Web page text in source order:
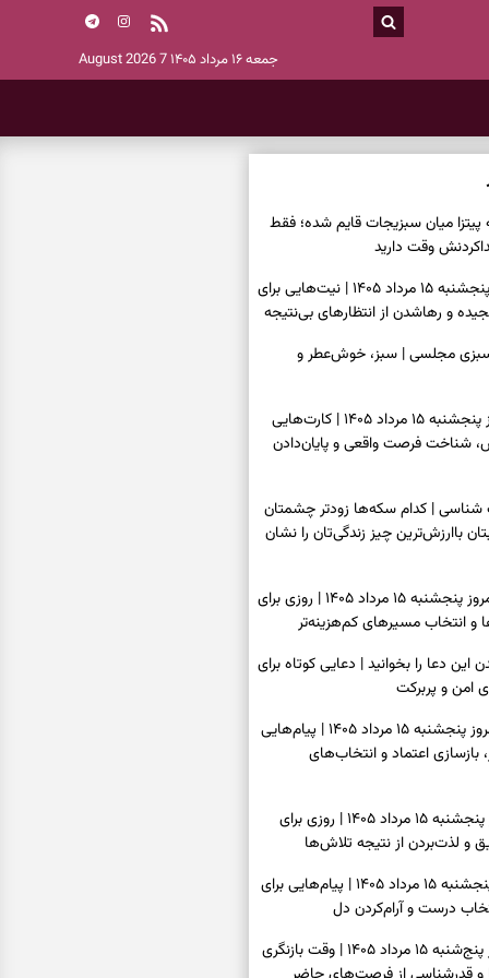
جمعه ۱۶ مرداد ۱۴۰۵ 7 August 2026
پیتزا میان سبزیجات قایم شده؛ فقط
فال ابجد امروز پنجشنبه ۱۵ مرداد ۱۴۰۵ | نیت‌هایی برای
و رهاشدن از انتظارهای بی‌نتیجه
سبزی مجلسی | سبز، خوش‌عطر و
فال تاروت امروز پنجشنبه ۱۵ مرداد ۱۴۰۵ | کارت‌هایی
شناخت فرصت واقعی و پایان‌دادن
| کدام سکه‌ها زودتر چشمتان
باارزش‌ترین چیز زندگی‌تان را نشان
فال سرنوشت امروز پنجشنبه ۱۵ مرداد ۱۴۰۵ | روزی برای
و انتخاب مسیرهای کم‌هزینه‌تر
این دعا را بخوانید | دعایی کوتاه برای
امن و پربرکت
فال فرشتگان امروز پنجشنبه ۱۵ مرداد ۱۴۰۵ | پیام‌هایی
بازسازی اعتماد و انتخاب‌های
فال روزانه امروز پنجشنبه ۱۵ مرداد ۱۴۰۵ | روزی برای
و لذت‌بردن از نتیجه تلاش‌ها
فال انبیا امروز پنجشنبه ۱۵ مرداد ۱۴۰۵ | پیام‌هایی برای
درست و آرام‌کردن دل
فال حافظ امروز پنج‌شنبه ۱۵ مرداد ۱۴۰۵ | وقت بازنگری